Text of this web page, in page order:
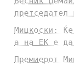
претседател
Мицкоски:
а на ЕК е да
Премиерот